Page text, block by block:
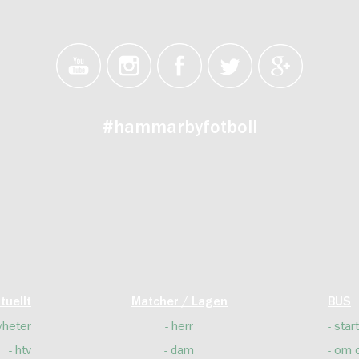
#hammarbyfotboll
htv
Matcher / Lagen
herr
dam
BUS
start
om